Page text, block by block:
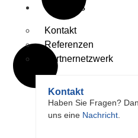
über.uns
Kontakt
Referenzen
Partnernetzwerk
Kontakt
Haben Sie Fragen?
uns eine Nachricht